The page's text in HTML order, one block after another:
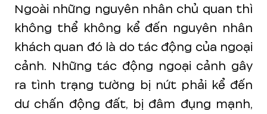
Ngoài những nguyên nhân chủ quan thì
không thể không kể đến nguyên nhân
khách quan đó là do tác động của ngoại
cảnh. Những tác động ngoại cảnh gây
ra tình trạng tường bị nứt phải kể đến
dư chấn động đất, bị đâm đụng mạnh,